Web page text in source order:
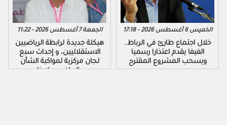
الجمعة 7 أغسطس 2026 - 11:22
هيكلة جديدة لرابطة الرياضيين
الاستقلاليين، و إحداث سبع
لجان مركزية لمواكبة الشأن
الرياضي ببلادنا..
الخميس 6 أغسطس 2026 - 17:18
خلال اجتماع طارئ في الرباط..
الفيفا يقدم اعتذارا رسميا
ويسحب المشروع المقترح